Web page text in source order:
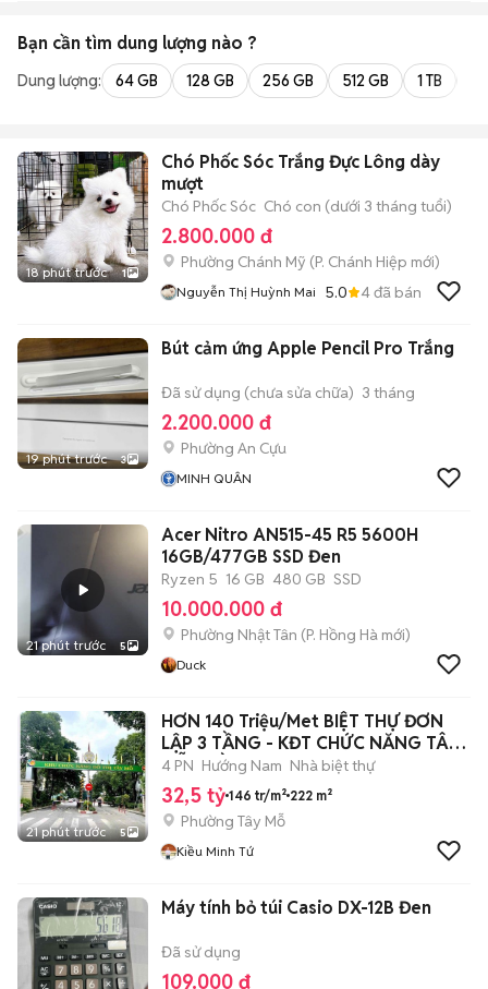
Bạn cần tìm dung lượng nào ?
Dung lượng: 64 GB 128 GB 256 GB 512 GB 1 TB
18 phút trước 1
Chó Phốc Sóc Trắng Đực Lông dày
mượt
Chó Phốc Sóc Chó con (dưới 3 tháng tuổi)
2.800.000 đ
Phường Chánh Mỹ (P. Chánh Hiệp mới)
Nguyễn Thị Huỳnh Mai 5.0 4đã bán
19 phút trước 3
Bút cảm ứng Apple Pencil Pro Trắng
Đã sử dụng (chưa sửa chữa) 3 tháng
2.200.000 đ
Phường An Cựu
MINH QUÂN
21 phút trước 5
Acer Nitro AN515-45 R5 5600H
16GB/477GB SSD Đen
Ryzen 5 16 GB 480 GB SSD
10.000.000 đ
Phường Nhật Tân (P. Hồng Hà mới)
Duck
21 phút trước 5
HƠN 140 Triệu/Met BIỆT THỰ ĐƠN
LẬP 3 TẦNG - KĐT CHỨC NĂNG TÂY
MỖ - GẦ
4 PN Hướng Nam Nhà biệt thự
32,5 tỷ 146 tr/m² 222 m²
Phường Tây Mỗ
Kiều Minh Tứ
Máy tính bỏ túi Casio DX-12B Đen
Đã sử dụng
109.000 đ